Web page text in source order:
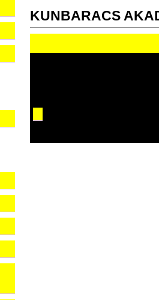
KUNBARACS